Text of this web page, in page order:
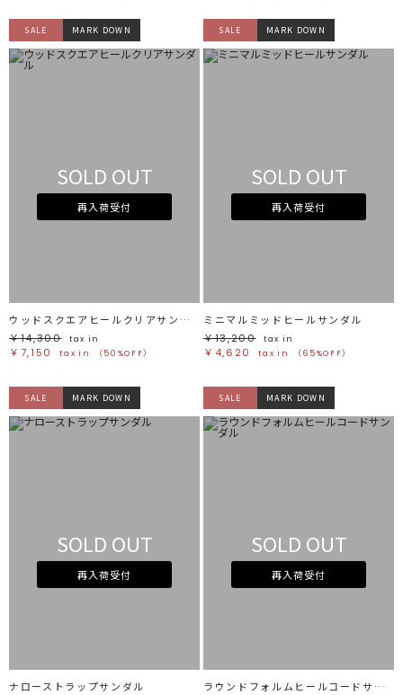
SALE MARK DOWN
SOLD OUT
再入荷受付
ウッドスクエアヒールクリアサンダル
￥14,300
tax in
￥7,150 tax in （50%OFF）
SALE MARK DOWN
SOLD OUT
再入荷受付
ミニマルミッドヒールサンダル
￥13,200
tax in
￥4,620 tax in （65%OFF）
SALE MARK DOWN
SOLD OUT
再入荷受付
ナローストラップサンダル
SALE MARK DOWN
SOLD OUT
再入荷受付
ラウンドフォルムヒールコードサンダル